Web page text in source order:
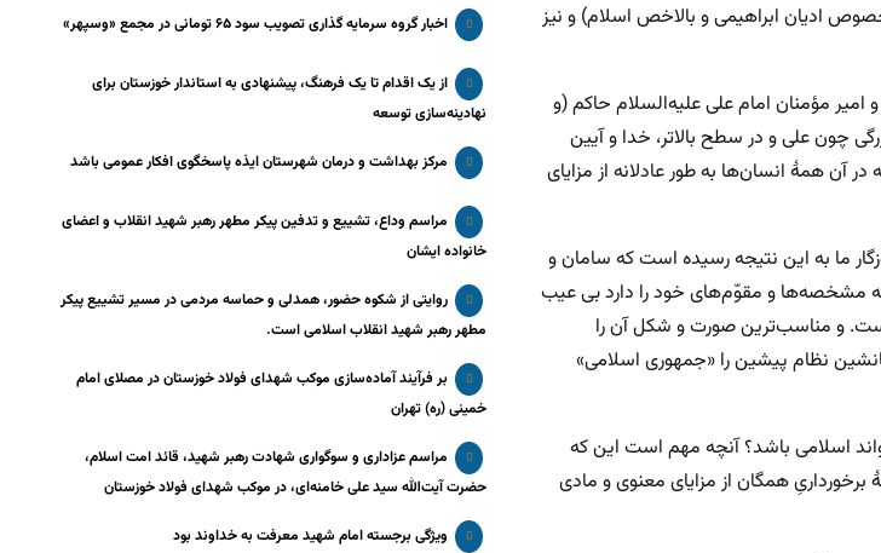
ادیان ابراهیمی و بالاخص اسلام) و نیز
مؤمنان امام علی علیه‌السلام حاکم (و
چون علی و در سطح بالاتر، خدا و آیین
آن همهٔ انسان‌ها به طور عادلانه از مزایای
ما به این نتیجه رسیده است که سامان و
مشخصه‌ها و مقوّم‌های خود را دارد بی عیب
است. و مناسب‌ترین صورت و شکل آن را
نظام پیشین را «جمهوری اسلامی»
اسلامی باشد؟ آنچه مهم است این که
همگان از مزایای معنوی و مادی
اخبار گروه سرمایه گذاری تصویب سود ۶۵ تومانی در مجمع «وسپهر»
از یک اقدام تا یک فرهنگ، پیشنهادی به استاندار خوزستان برای
نهادینه‌سازی توسعه
مرکز بهداشت و درمان شهرستان ایذه پاسخگوی افکار عمومی باشد
مراسم وداع، تشییع و تدفین پیکر مطهر رهبر شهید انقلاب و اعضای
خانواده ایشان
روایتی از شکوه حضور، همدلی و حماسه مردمی در مسیر تشییع پیکر
مطهر رهبر شهید انقلاب اسلامی است.
بر فرآیند آماده‌سازی موکب شهدای فولاد خوزستان در مصلای امام
خمینی (ره) تهران
مراسم عزاداری و سوگواری شهادت رهبر شهید، قائد امت اسلام،
حضرت آیت‌الله سید علی خامنه‌ای، در موکب شهدای فولاد خوزستان
ویژگی برجسته امام شهید معرفت به خداوند بود